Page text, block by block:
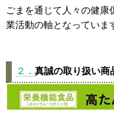
ごまを通じて人々の健康
業活動の軸となっていま
２． 真誠の取り扱い商